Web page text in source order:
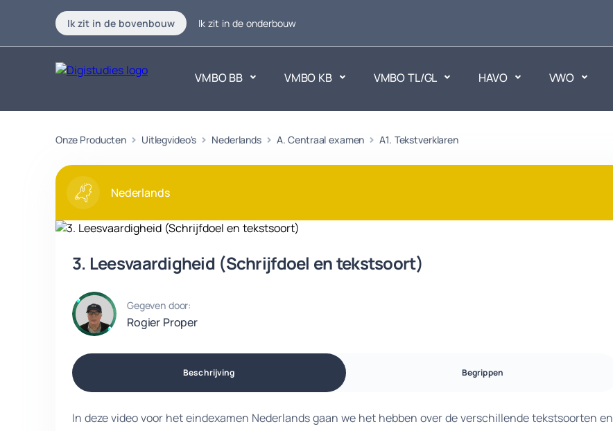
Ik zit in de bovenbouw Ik zit in de onderbouw
VMBO BB VMBO KB VMBO TL/GL HAVO VWO
Exacte vakken
Geen vakken.
Taalvakken
Geen vakken. Geen vakken.
Onze Producten Uitlegvideo's Nederlands A. Centraal examen A1. Tekstverklaren
Nederlands
3. Leesvaardigheid (Schrijfdoel en tekstsoort)
Gegeven door:
Rogier Proper
Beschrijving Begrippen
In deze video voor het eindexamen Nederlands gaan we het hebben over de verschillende tekstsoorten en